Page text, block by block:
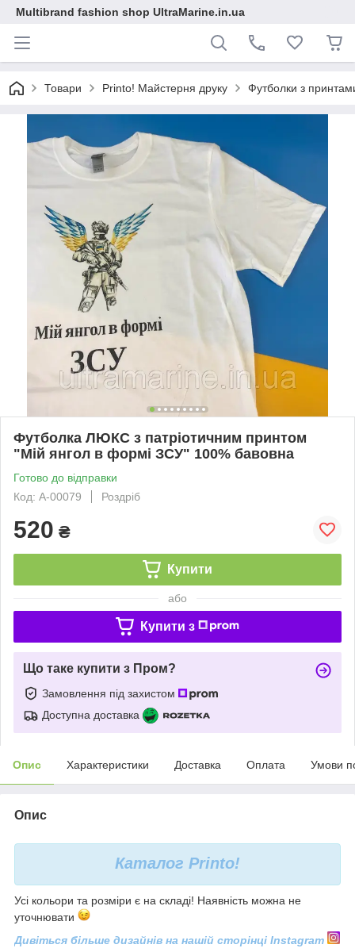
Multibrand fashion shop UltraMarine.in.ua
Товари Printo! Майстерня друку Футболки з
Футболка ЛЮКС з патріотичним принтом
"Мій янгол в формі ЗСУ" 100% бавовна
Готово до відправки
Код: A-00079
Роздріб
520 ₴
Купити
або
Купити з
Що таке купити з Пром?
Замовлення під захистом
Доступна доставка
Опис Характеристики Доставка Оплата Умови
Опис
Каталог Printo!
Усі кольори та розміри є на складі! Наявність можна не
уточнювати
Дивіться більше дизайнів на нашій сторінці Instagram